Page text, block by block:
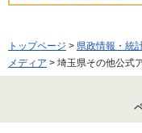
トップページ > 県政情報・統
メディア > 埼玉県その他公式